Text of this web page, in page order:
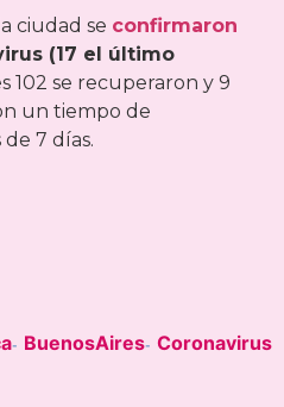
ciudad se confirmaron
(17 el último
102 se recuperaron y 9
un tiempo de
7 días.
- BuenosAires- Coronavirus